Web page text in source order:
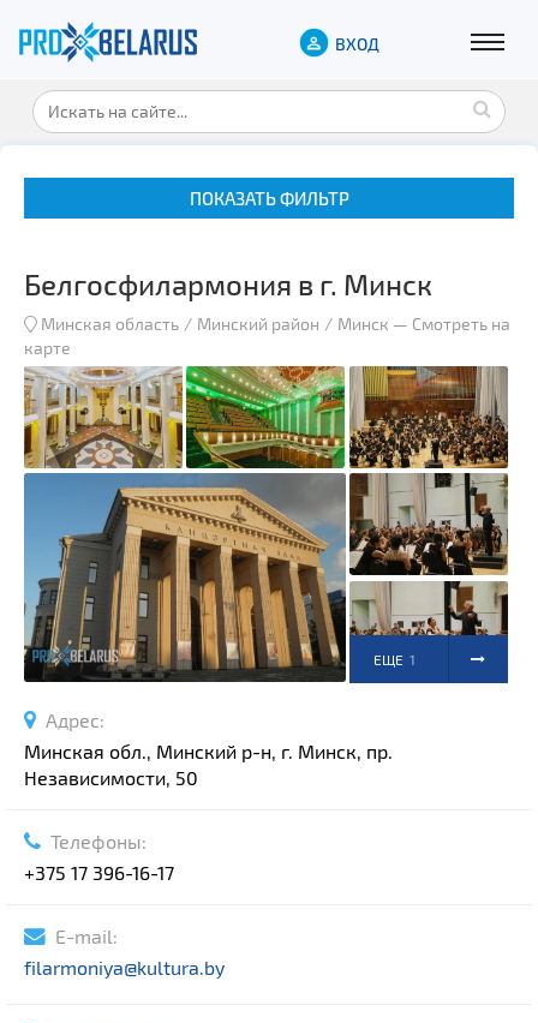
ВХОД
ПОКАЗАТЬ ФИЛЬТР
Музеи
Замки и дворцы
Военная история
Гражданская архитектура
Спортивные сооружения
Производства
Ратуши
Родовые усадьбы
Национальные парки и заказники
Озера и водоемы
Памятники археологии
Памятники геодезии
Памятники известным людям
Церкви
Выберите область
Выберите район
Выберите населенный пункт
Белгосфилармония в г. Минск
Минская область Минский район Минск — Смотреть на
карте
ЕЩЕ 1
Адрес:
Минская обл., Минский р-н, г. Минск, пр.
Независимости, 50
Телефоны:
+375 17 396-16-17
E-mail:
filarmoniya@kultura.by